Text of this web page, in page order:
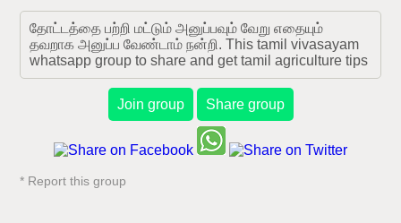
தோட்டத்தை பற்றி மட்டும் அனுப்பவும் வேறு எதையும்
தவறாக அனுப்ப வேண்டாம் நன்றி. This tamil vivasayam
whatsapp group to share and get tamil agriculture tips
Join group Share group
* Report this group